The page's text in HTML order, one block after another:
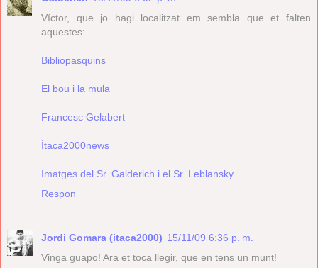
Víctor, que jo hagi localitzat em sembla que et falten
aquestes:
Bibliopasquins
El bou i la mula
Francesc Gelabert
Ítaca2000news
Imatges del Sr. Galderich i el Sr. Leblansky
Respon
Jordi Gomara (itaca2000) 15/11/09 6:36 p. m.
Vinga guapo! Ara et toca llegir, que en tens un munt!